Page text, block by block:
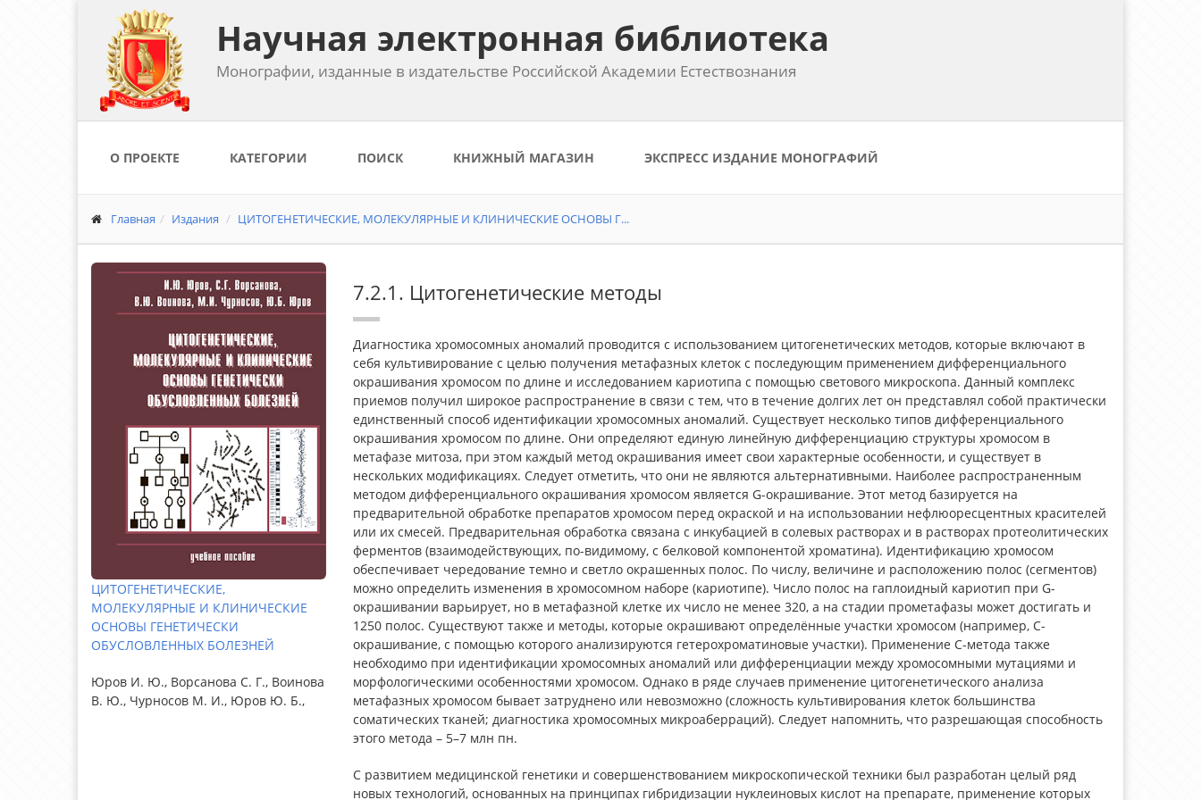
Научная электронная библиотека
Монографии, изданные в издательстве Российской Академии Естествознания
О ПРОЕКТЕ КАТЕГОРИИ ПОИСК КНИЖНЫЙ МАГАЗИН ЭКСПРЕСС ИЗДАНИЕ МОНОГРАФИЙ
Главная Издания ЦИТОГЕНЕТИЧЕСКИЕ, МОЛЕКУЛЯРНЫЕ И КЛИНИЧЕСКИЕ ОСНОВЫ Г...
ЦИТОГЕНЕТИЧЕСКИЕ,
МОЛЕКУЛЯРНЫЕ И КЛИНИЧЕСКИЕ
ОСНОВЫ ГЕНЕТИЧЕСКИ
ОБУСЛОВЛЕННЫХ БОЛЕЗНЕЙ
Юров И. Ю., Ворсанова С. Г., Воинова
В. Ю., Чурносов М. И., Юров Ю. Б.,
7.2.1. Цитогенетические методы
Диагностика хромосомных аномалий проводится с использованием цитогенетических методов, которые включают в
себя культивирование с целью получения метафазных клеток с последующим применением дифференциального
окрашивания хромосом по длине и исследованием кариотипа с помощью светового микроскопа. Данный комплекс
приемов получил широкое распространение в связи с тем, что в течение долгих лет он представлял собой практически
единственный способ идентификации хромосомных аномалий. Существует несколько типов дифференциального
окрашивания хромосом по длине. Они определяют единую линейную дифференциацию структуры хромосом в
метафазе митоза, при этом каждый метод окрашивания имеет свои характерные особенности, и существует в
нескольких модификациях. Следует отметить, что они не являются альтернативными. Наиболее распространенным
методом дифференциального окрашивания хромосом является G-окрашивание. Этот метод базируется на
предварительной обработке препаратов хромосом перед окраской и на использовании нефлюоресцентных красителей
или их смесей. Предварительная обработка связана с инкубацией в солевых растворах и в растворах протеолитических
ферментов (взаимодействующих, по-видимому, с белковой компонентой хроматина). Идентификацию хромосом
обеспечивает чередование темно и светло окрашенных полос. По числу, величине и расположению полос (сегментов)
можно определить изменения в хромосомном наборе (кариотипе). Число полос на гаплоидный кариотип при G-
окрашивании варьирует, но в метафазной клетке их число не менее 320, а на стадии прометафазы может достигать и
1250 полос. Существуют также и методы, которые окрашивают определённые участки хромосом (например, С-
окрашивание, с помощью которого анализируются гетерохроматиновые участки). Применение С-метода также
необходимо при идентификации хромосомных аномалий или дифференциации между хромосомными мутациями и
морфологическими особенностями хромосом. Однако в ряде случаев применение цитогенетического анализа
метафазных хромосом бывает затруднено или невозможно (сложность культивирования клеток большинства
соматических тканей; диагностика хромосомных микроаберраций). Следует напомнить, что разрешающая способность
этого метода – 5–7 млн пн.
С развитием медицинской генетики и совершенствованием микроскопической техники был разработан целый ряд
новых технологий, основанных на принципах гибридизации нуклеиновых кислот на препарате, применение которых